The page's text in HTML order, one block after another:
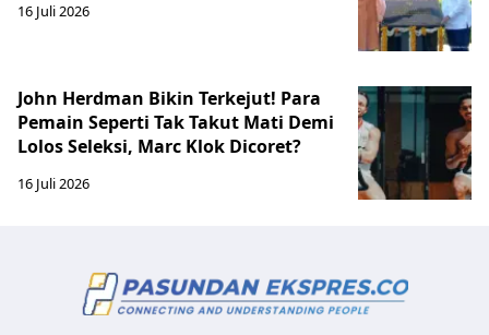
16 Juli 2026
John Herdman Bikin Terkejut! Para
Pemain Seperti Tak Takut Mati Demi
Lolos Seleksi, Marc Klok Dicoret?
16 Juli 2026